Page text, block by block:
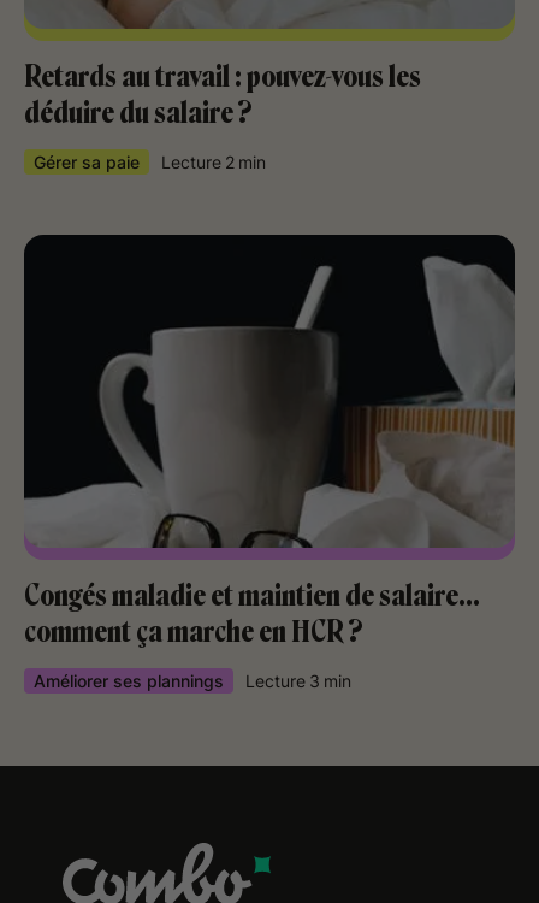
Retards au travail : pouvez-vous les
déduire du salaire ?
Gérer sa paie Lecture 2 min
Congés maladie et maintien de salaire…
comment ça marche en HCR ?
Améliorer ses plannings Lecture 3 min